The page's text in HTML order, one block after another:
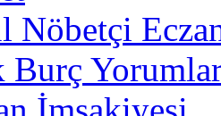
Nöbetçi
Burç